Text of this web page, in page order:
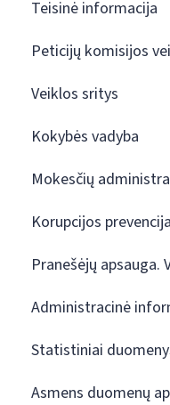
Teisinė informacija
Peticijų komisijos
Veiklos sritys
Kokybės vadyba
Mokesčių
Korupcijos prevencija
Pranešėjų apsauga.
Administracinė
Statistiniai
Asmens duomenų